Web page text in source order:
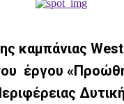
καμπάνιας
έργου